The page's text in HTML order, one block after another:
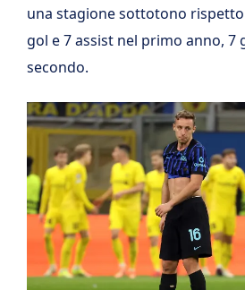
una stagione sottotono
gol e 7 assist nel primo anno, 7
secondo.